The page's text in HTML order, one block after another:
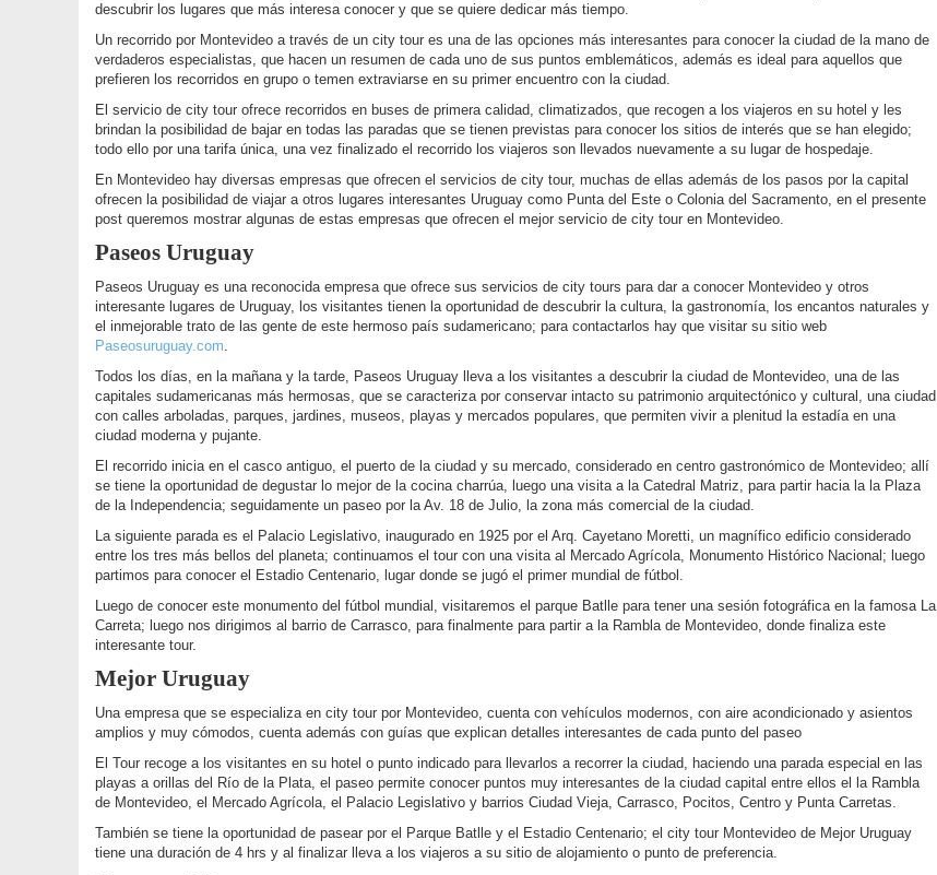
descubrir los lugares que más interesa conocer y que se quiere dedicar más tiempo.
Un recorrido por Montevideo a través de un city tour es una de las opciones más interesantes para conocer la ciudad de la mano de
verdaderos especialistas, que hacen un resumen de cada uno de sus puntos emblemáticos, además es ideal para aquellos que
prefieren los recorridos en grupo o temen extraviarse en su primer encuentro con la ciudad.
El servicio de city tour ofrece recorridos en buses de primera calidad, climatizados, que recogen a los viajeros en su hotel y les
brindan la posibilidad de bajar en todas las paradas que se tienen previstas para conocer los sitios de interés que se han elegido;
todo ello por una tarifa única, una vez finalizado el recorrido los viajeros son llevados nuevamente a su lugar de hospedaje.
En Montevideo hay diversas empresas que ofrecen el servicios de city tour, muchas de ellas además de los pasos por la capital
ofrecen la posibilidad de viajar a otros lugares interesantes Uruguay como Punta del Este o Colonia del Sacramento, en el presente
post queremos mostrar algunas de estas empresas que ofrecen el mejor servicio de city tour en Montevideo.
Paseos Uruguay
Paseos Uruguay es una reconocida empresa que ofrece sus servicios de city tours para dar a conocer Montevideo y otros
interesante lugares de Uruguay, los visitantes tienen la oportunidad de descubrir la cultura, la gastronomía, los encantos naturales y
el inmejorable trato de las gente de este hermoso país sudamericano; para contactarlos hay que visitar su sitio web
Paseosuruguay.com.
Todos los días, en la mañana y la tarde, Paseos Uruguay lleva a los visitantes a descubrir la ciudad de Montevideo, una de las
capitales sudamericanas más hermosas, que se caracteriza por conservar intacto su patrimonio arquitectónico y cultural, una ciudad
con calles arboladas, parques, jardines, museos, playas y mercados populares, que permiten vivir a plenitud la estadía en una
ciudad moderna y pujante.
El recorrido inicia en el casco antiguo, el puerto de la ciudad y su mercado, considerado en centro gastronómico de Montevideo; allí
se tiene la oportunidad de degustar lo mejor de la cocina charrúa, luego una visita a la Catedral Matriz, para partir hacia la la Plaza
de la Independencia; seguidamente un paseo por la Av. 18 de Julio, la zona más comercial de la ciudad.
La siguiente parada es el Palacio Legislativo, inaugurado en 1925 por el Arq. Cayetano Moretti, un magnífico edificio considerado
entre los tres más bellos del planeta; continuamos el tour con una visita al Mercado Agrícola, Monumento Histórico Nacional; luego
partimos para conocer el Estadio Centenario, lugar donde se jugó el primer mundial de fútbol.
Luego de conocer este monumento del fútbol mundial, visitaremos el parque Batlle para tener una sesión fotográfica en la famosa La
Carreta; luego nos dirigimos al barrio de Carrasco, para finalmente para partir a la Rambla de Montevideo, donde finaliza este
interesante tour.
Mejor Uruguay
Una empresa que se especializa en city tour por Montevideo, cuenta con vehículos modernos, con aire acondicionado y asientos
amplios y muy cómodos, cuenta además con guías que explican detalles interesantes de cada punto del paseo
El Tour recoge a los visitantes en su hotel o punto indicado para llevarlos a recorrer la ciudad, haciendo una parada especial en las
playas a orillas del Río de la Plata, el paseo permite conocer puntos muy interesantes de la ciudad capital entre ellos el la Rambla
de Montevideo, el Mercado Agrícola, el Palacio Legislativo y barrios Ciudad Vieja, Carrasco, Pocitos, Centro y Punta Carretas.
También se tiene la oportunidad de pasear por el Parque Batlle y el Estadio Centenario; el city tour Montevideo de Mejor Uruguay
tiene una duración de 4 hrs y al finalizar lleva a los viajeros a su sitio de alojamiento o punto de preferencia.